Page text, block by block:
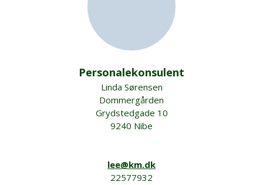
Personalekonsulent
Linda Sørensen
Dommergården
Grydstedgade 10
9240 Nibe
lee@km.dk
22577932